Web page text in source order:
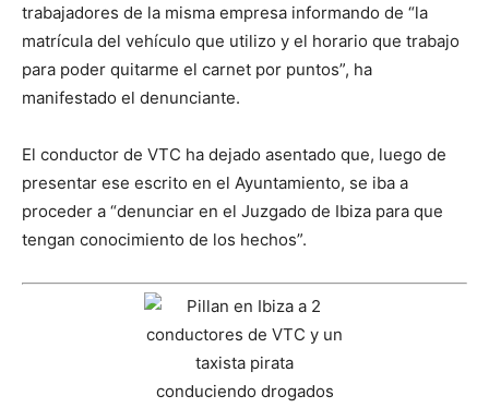
trabajadores de la misma empresa informando de “la
matrícula del vehículo que utilizo y el horario que trabajo
para poder quitarme el carnet por puntos”, ha
manifestado el denunciante.
El conductor de VTC ha dejado asentado que, luego de
presentar ese escrito en el Ayuntamiento, se iba a
proceder a “denunciar en el Juzgado de Ibiza para que
tengan conocimiento de los hechos”.